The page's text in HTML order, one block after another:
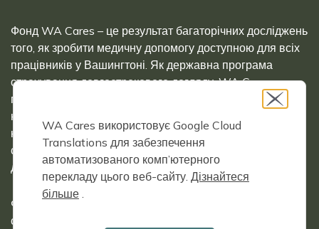
Фонд WA Cares – це результат багаторічних досліджень
того, як зробити медичну допомогу доступною для всіх
працівників у Вашингтоні. Як державна програма
страхування довгострокового догляду, WA Cares
гарантує покриття для всіх працівників незалежно від
наявних захворювань. Вашингтон – перший штат у
країні, який створив доступний спосіб для широкого
середнього класу отримати доступ до довгострокової
допомоги, не витрачаючи свої заощадження.
Фонд WA Cares управляється Департаментом
соціальних та медичних служб штату Вашингтон у
WA Cares використовує Google Cloud
Translations для забезпечення
автоматизованого комп’ютерного
перекладу цього веб-сайту. Дізнайтеся
більше.